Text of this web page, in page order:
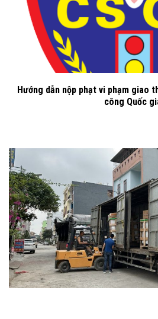
Hướng dẫn nộp phạt vi phạm giao
công Quốc